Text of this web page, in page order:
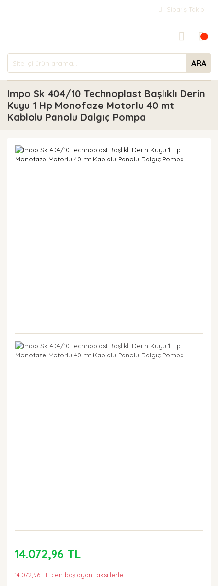
Sipariş Takibi
ARA
Impo Sk 404/10 Technoplast Başlıklı Derin
Kuyu 1 Hp Monofaze Motorlu 40 mt
Kablolu Panolu Dalgıç Pompa
14.072,96 TL
14.072,96 TL den başlayan taksitlerle!